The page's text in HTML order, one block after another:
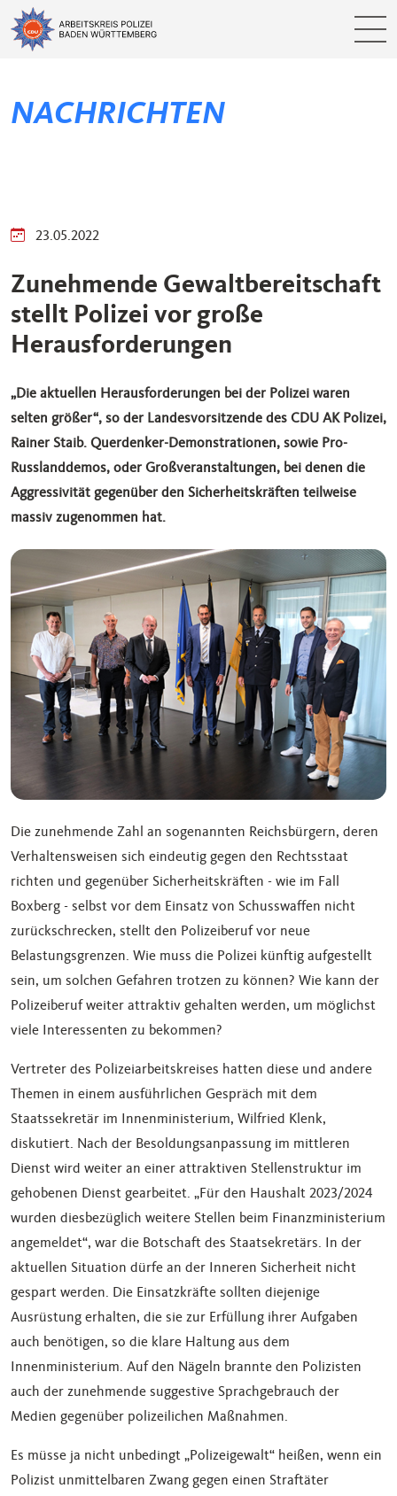
NACHRICHTEN
23.05.2022
Zunehmende Gewaltbereitschaft
stellt Polizei vor große
Herausforderungen
„Die aktuellen Herausforderungen bei der Polizei waren
selten größer“, so der Landesvorsitzende des CDU AK Polizei,
Rainer Staib. Querdenker-Demonstrationen, sowie Pro-
Russlanddemos, oder Großveranstaltungen, bei denen die
Aggressivität gegenüber den Sicherheitskräften teilweise
massiv zugenommen hat.
Die zunehmende Zahl an sogenannten Reichsbürgern, deren
Verhaltensweisen sich eindeutig gegen den Rechtsstaat
richten und gegenüber Sicherheitskräften - wie im Fall
Boxberg - selbst vor dem Einsatz von Schusswaffen nicht
zurückschrecken, stellt den Polizeiberuf vor neue
Belastungsgrenzen. Wie muss die Polizei künftig aufgestellt
sein, um solchen Gefahren trotzen zu können? Wie kann der
Polizeiberuf weiter attraktiv gehalten werden, um möglichst
viele Interessenten zu bekommen?
Vertreter des Polizeiarbeitskreises hatten diese und andere
Themen in einem ausführlichen Gespräch mit dem
Staatssekretär im Innenministerium, Wilfried Klenk,
diskutiert. Nach der Besoldungsanpassung im mittleren
Dienst wird weiter an einer attraktiven Stellenstruktur im
gehobenen Dienst gearbeitet. „Für den Haushalt 2023/2024
wurden diesbezüglich weitere Stellen beim Finanzministerium
angemeldet“, war die Botschaft des Staatsekretärs. In der
aktuellen Situation dürfe an der Inneren Sicherheit nicht
gespart werden. Die Einsatzkräfte sollten diejenige
Ausrüstung erhalten, die sie zur Erfüllung ihrer Aufgaben
auch benötigen, so die klare Haltung aus dem
Innenministerium. Auf den Nägeln brannte den Polizisten
auch der zunehmende suggestive Sprachgebrauch der
Medien gegenüber polizeilichen Maßnahmen.
Es müsse ja nicht unbedingt „Polizeigewalt“ heißen, wenn ein
Polizist unmittelbaren Zwang gegen einen Straftäter